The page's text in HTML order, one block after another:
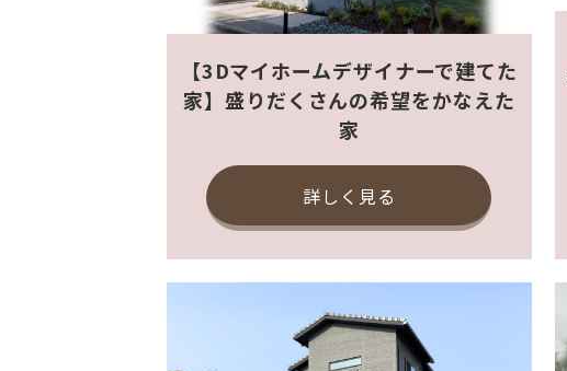
【3Dマイホームデザイナーで建てた
家】盛りだくさんの希望をかなえた
家
詳しく見る